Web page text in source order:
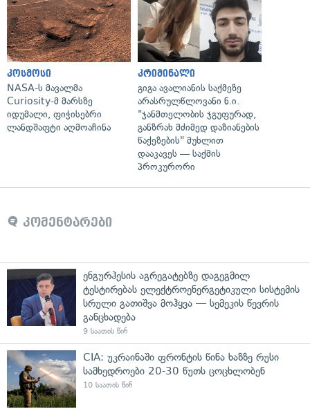
კოსმოსი
NASA-ს მავალმა
Curiosity-მ მარსზე
იდუმალი, ფიჭისებრი
ლანდშაფტი აღმოაჩინა
კრიმინალი
გიგა ავალიანის საქმეზე
არასრულწლოვანი ნ.ი.
"ჯანმთელობის ჯგუფურად,
განზრახ მძიმედ დაზიანების
წაქეზების" მუხლით
დააკავეს — საქმის
პროკურორი
კომენტარები
ენგურჰესის აგრეგატებზე დაგეგმილ
ტესტირებას ელექტროენერგეტიკული სისტემის
სრული გათიშვა მოჰყვა — სემეკის წევრის
განცხადება
9 საათის წინ
CIA: უკრაინაში ფრონტის წინა ხაზზე რუსი
სამხედროები 20-30 წუთს ცოცხლობენ
10 საათის წინ